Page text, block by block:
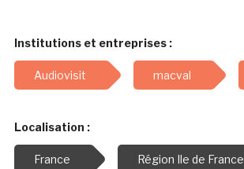
Institutions et entreprises :
Audiovisit macval
Localisation :
France Région Ile de France